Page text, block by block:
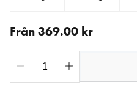
Från 369.00 kr